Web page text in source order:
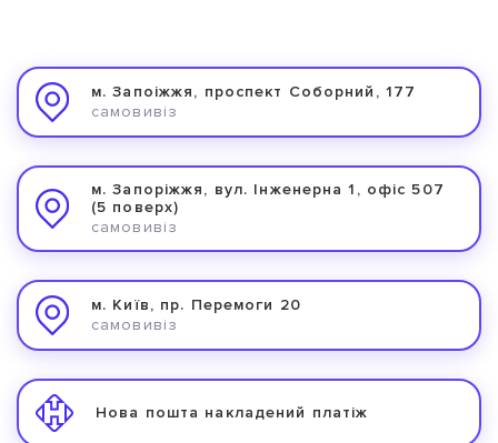
м. Запоіжжя, проспект Соборний, 177
самовивіз
м. Запоріжжя, вул. Інженерна 1, офіс 507
(5 поверх)
самовивіз
м. Київ, пр. Перемоги 20
самовивіз
Нова пошта накладений платіж